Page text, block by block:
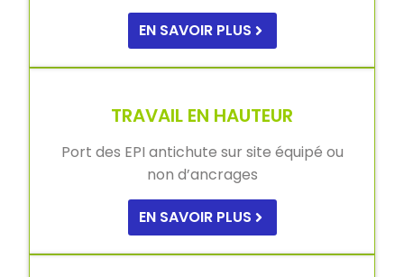
EN SAVOIR PLUS
TRAVAIL EN HAUTEUR
Port des EPI antichute sur site équipé ou
non d’ancrages
EN SAVOIR PLUS